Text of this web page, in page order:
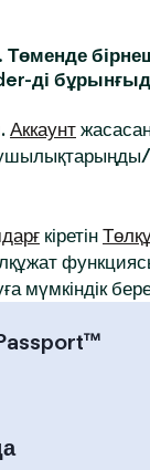
ді
Аккаунт
кіретін
мүмкіндік